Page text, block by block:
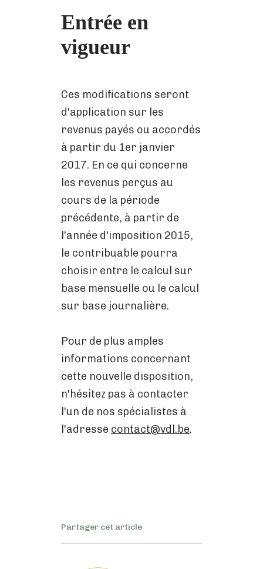
Entrée en
vigueur
Ces modifications seront
d'application sur les
revenus payés ou accordés
à partir du 1er janvier
2017. En ce qui concerne
les revenus perçus au
cours de la période
précédente, à partir de
l'année d'imposition 2015,
le contribuable pourra
choisir entre le calcul sur
base mensuelle ou le calcul
sur base journalière.
Pour de plus amples
informations concernant
cette nouvelle disposition,
n'hésitez pas à contacter
l'un de nos spécialistes à
l'adresse contact@vdl.be.
Partager cet article